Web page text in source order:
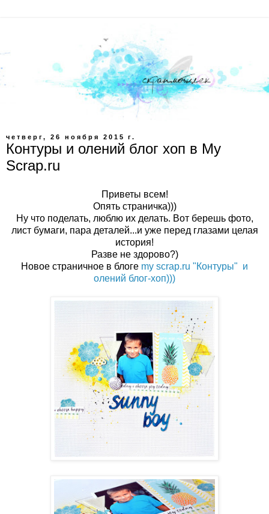
четверг, 26 ноября 2015 г.
Контуры и олений блог хоп в My
Scrap.ru
Приветы всем!
Опять страничка)))
Ну что поделать, люблю их делать. Вот берешь фото,
лист бумаги, пара деталей...и уже перед глазами целая
история!
Разве не здорово?)
Новое страничное в блоге my scrap.ru "Контуры" и
олений блог-хоп)))